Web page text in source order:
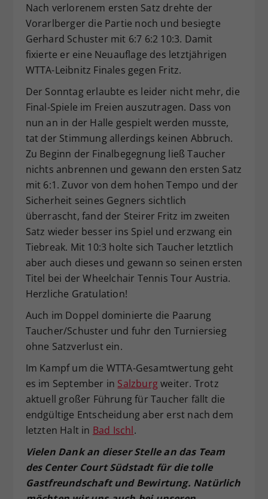
Nach verlorenem ersten Satz drehte der
Vorarlberger die Partie noch und besiegte
Gerhard Schuster mit 6:7 6:2 10:3. Damit
fixierte er eine Neuauflage des letztjährigen
WTTA-Leibnitz Finales gegen Fritz.
Der Sonntag erlaubte es leider nicht mehr, die
Final-Spiele im Freien auszutragen. Dass von
nun an in der Halle gespielt werden musste,
tat der Stimmung allerdings keinen Abbruch.
Zu Beginn der Finalbegegnung ließ Taucher
nichts anbrennen und gewann den ersten Satz
mit 6:1. Zuvor von dem hohen Tempo und der
Sicherheit seines Gegners sichtlich
überrascht, fand der Steirer Fritz im zweiten
Satz wieder besser ins Spiel und erzwang ein
Tiebreak. Mit 10:3 holte sich Taucher letztlich
aber auch dieses und gewann so seinen ersten
Titel bei der Wheelchair Tennis Tour Austria.
Herzliche Gratulation!
Auch im Doppel dominierte die Paarung
Taucher/Schuster und fuhr den Turniersieg
ohne Satzverlust ein.
Im Kampf um die WTTA-Gesamtwertung geht
es im September in Salzburgweiter. Trotz
aktuell großer Führung für Taucher fällt die
endgültige Entscheidung aber erst nach dem
letzten Halt in Bad Ischl.
Vielen Dank an dieser Stelle an das Team
des Center Court Südstadt für die tolle
Gastfreundschaft und Bewirtung. Natürlich